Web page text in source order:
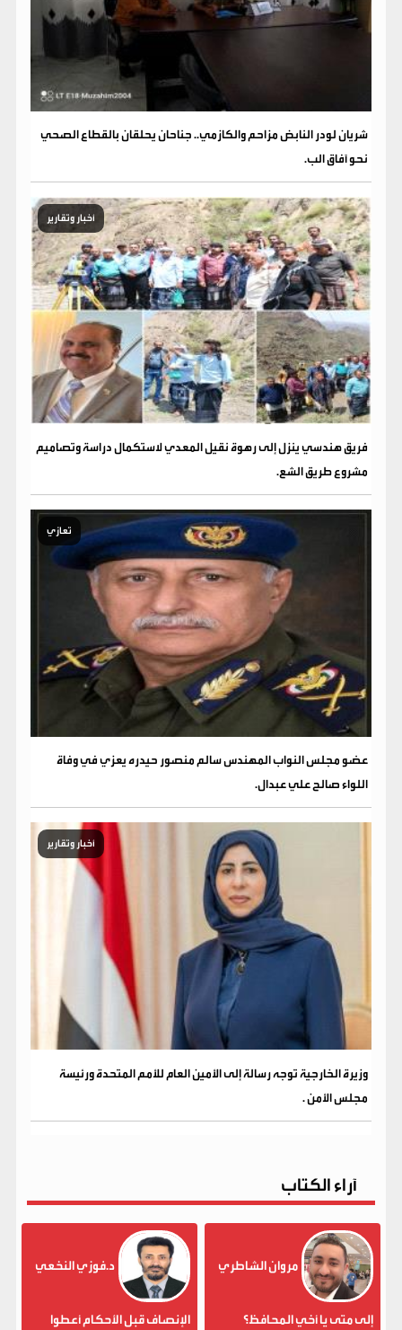
شريان لودر النابض مزاحم والكازمي.. جناحان يحلقان بالقطاع الصحي
نحو آفاق الب.
أخبار وتقارير
فريق هندسي ينزل إلى رهوة نقيل المعدي لاستكمال دراسة وتصاميم
مشروع طريق الشع.
تعازي
عضو مجلس النواب المهندس سالم منصور حيدره يعزي في وفاة
اللواء صالح علي عبدال.
أخبار وتقارير
وزيرة الخارجية توجه رسالة إلى الأمين العام للأمم المتحدة ورئيسة
مجلس الأمن .
آراء الكتاب
مروان الشاطري
إلى متى يا أخي المحافظ؟
د.فوزي النخعي
الإنصاف قبل الأحكام أعطوا